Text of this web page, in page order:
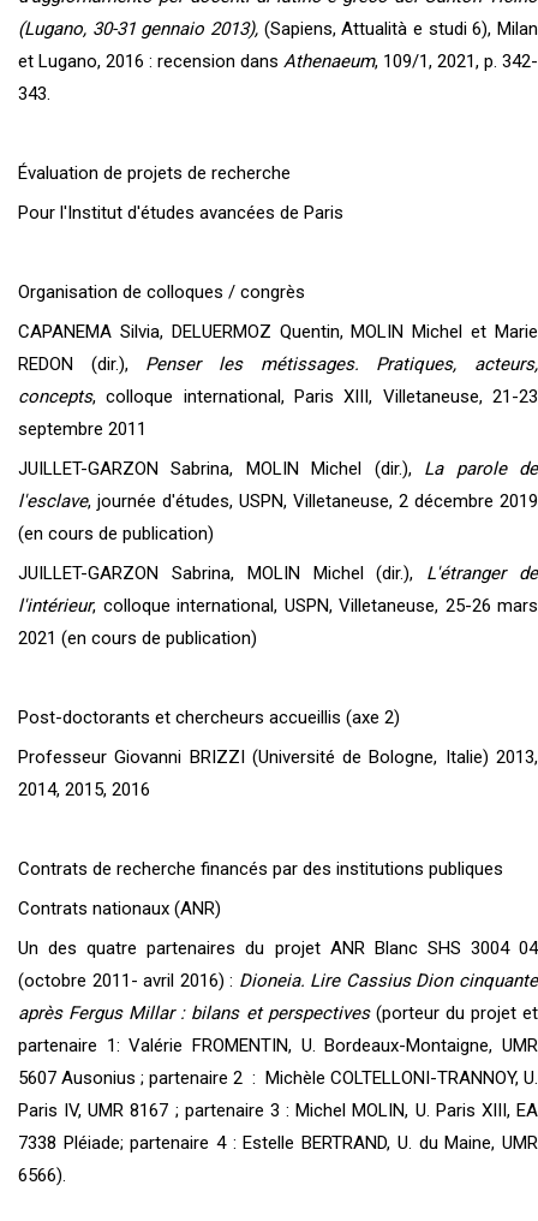
(Lugano, 30-31 gennaio 2013), (Sapiens, Attualità e studi 6), Milan
et Lugano, 2016 : recension dans Athenaeum, 109/1, 2021, p. 342-
343.
Évaluation de projets de recherche
Pour l'Institut d'études avancées de Paris
Organisation de colloques / congrès
CAPANEMA Silvia, DELUERMOZ Quentin, MOLIN Michel et Marie
REDON (dir.), Penser les métissages. Pratiques, acteurs,
concepts, colloque international, Paris XIII, Villetaneuse, 21-23
septembre 2011
JUILLET-GARZON Sabrina, MOLIN Michel (dir.), La parole de
l'esclave, journée d'études, USPN, Villetaneuse, 2 décembre 2019
(en cours de publication)
JUILLET-GARZON Sabrina, MOLIN Michel (dir.), L'étranger de
l'intérieur, colloque international, USPN, Villetaneuse, 25-26 mars
2021 (en cours de publication)
Post-doctorants et chercheurs accueillis (axe 2)
Professeur Giovanni BRIZZI (Université de Bologne, Italie) 2013,
2014, 2015, 2016
Contrats de recherche financés par des institutions publiques
Contrats nationaux (ANR)
Un des quatre partenaires du projet ANR Blanc SHS 3004 04
(octobre 2011- avril 2016) : Dioneia. Lire Cassius Dion cinquante
après Fergus Millar : bilans et perspectives (porteur du projet et
partenaire 1: Valérie FROMENTIN, U. Bordeaux-Montaigne, UMR
5607 Ausonius ; partenaire 2 : Michèle COLTELLONI-TRANNOY, U.
Paris IV, UMR 8167 ; partenaire 3 : Michel MOLIN, U. Paris XIII, EA
7338 Pléiade; partenaire 4 : Estelle BERTRAND, U. du Maine, UMR
6566).